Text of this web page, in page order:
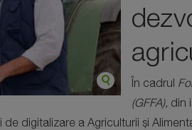
În cadrul
(GFFA), din
digitalizare a Agriculturii și